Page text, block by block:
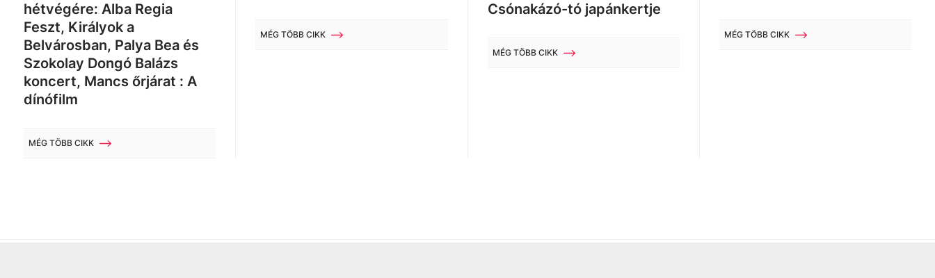
hétvégére: Alba Regia
Feszt, Királyok a
Belvárosban, Palya Bea és
Szokolay Dongó Balázs
koncert, Mancs őrjárat : A
dínófilm
MÉG TÖBB CIKK
MÉG TÖBB CIKK
Csónakázó-tó japánkertje
MÉG TÖBB CIKK
MÉG TÖBB CIKK